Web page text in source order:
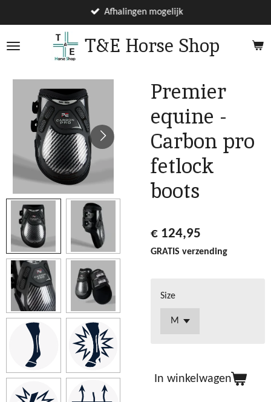
direct
naar
T&E Horse Shop
Afhalingen mogelijk
Premier
equine -
Carbon pro
fetlock
boots
€ 124,95
GRATIS verzending
Size
In winkelwagen